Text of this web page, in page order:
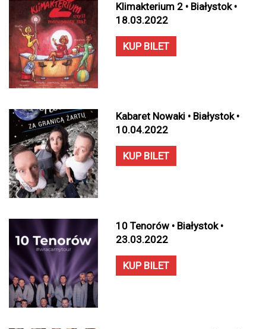
Klimakterium 2 • Białystok •
18.03.2022
KUP BILET
Kabaret Nowaki • Białystok •
10.04.2022
KUP BILET
10 Tenorów • Białystok •
23.03.2022
KUP BILET